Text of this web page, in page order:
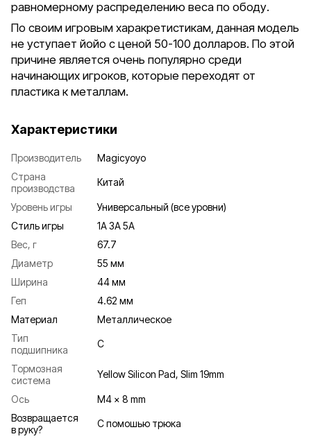
равномерному распределению веса по ободу.
По своим игровым харакретистикам, данная модель
не уступает йойо с ценой 50-100 долларов. По этой
причине является очень популярно среди
начинающих игроков, которые переходят от
пластика к металлам.
Характеристики
Производитель
Magicyoyo
Страна
производства
Китай
Уровень игры
Универсальный (все уровни)
Стиль игры
1A 3A 5A
Вес, г
67.7
Диаметр
55 мм
Ширина
44 мм
Геп
4.62 мм
Материал
Металлическое
Тип
подшипника
C
Тормозная
система
Yellow Silicon Pad, Slim 19mm
Ось
M4 x 8 mm
Возвращается
в руку?
С помошью трюка